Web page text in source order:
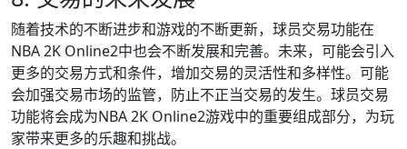
随着技术的不断进步和游戏的不断更新，球员交易功能在
NBA 2K Online2中也会不断发展和完善。未来，可能会引入
更多的交易方式和条件，增加交易的灵活性和多样性。可能
会加强交易市场的监管，防止不正当交易的发生。球员交易
功能将会成为NBA 2K Online2游戏中的重要组成部分，为玩
家带来更多的乐趣和挑战。